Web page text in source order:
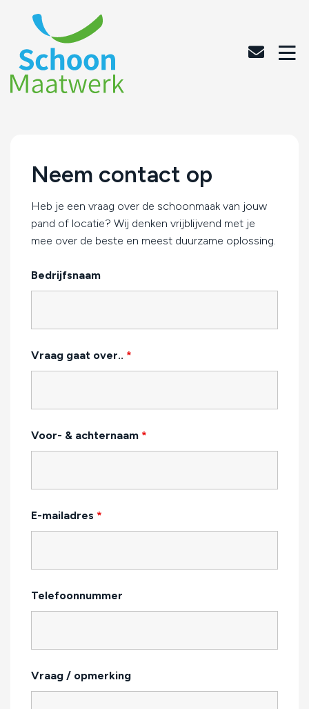
Neem contact op
Heb je een vraag over de schoonmaak van jouw
pand of locatie? Wij denken vrijblijvend met je
mee over de beste en meest duurzame oplossing.
Bedrijfsnaam
Vraag gaat over.. *
Voor- & achternaam *
E-mailadres *
Telefoonnummer
Vraag / opmerking